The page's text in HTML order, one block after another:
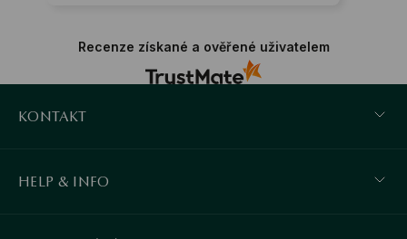
Recenze získané a ověřené uživatelem
KONTAKT
HELP & INFO